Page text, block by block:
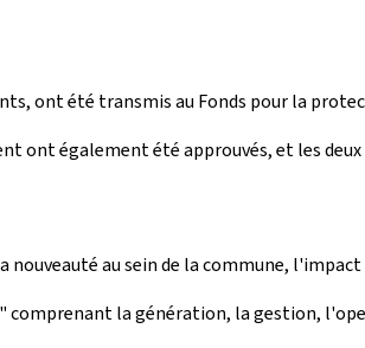
ont été transmis au Fonds pour la
ont également été approuvés, et les
au sein de la commune,
la génération, la gestion,